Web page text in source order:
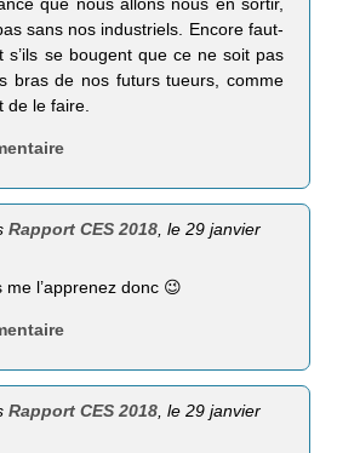
sans nos industriels. Encore faut-
s’ils se bougent que ce ne soit pas
bras de nos futurs tueurs, comme
de le faire.
Rapport CES 2018 , le 29 janvier
l’apprenez donc 😉
Rapport CES 2018, le 29 janvier